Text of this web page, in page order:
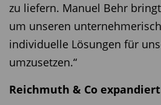
zu liefern. Manuel Behr
um unseren
individuelle Lösungen für
umzusetzen.“
Reichmuth & Co